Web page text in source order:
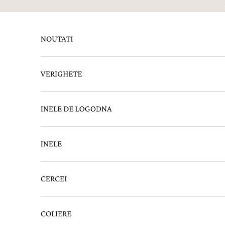
NOUTATI
VERIGHETE
INELE DE LOGODNA
INELE
CERCEI
COLIERE